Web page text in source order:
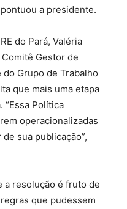
a presidente.
do Pará, Valéria
Gestor de
Grupo de Trabalho
que mais uma etapa
“Essa Política
operacionalizadas
sua publicação”,
a resolução é fruto de
que pudessem